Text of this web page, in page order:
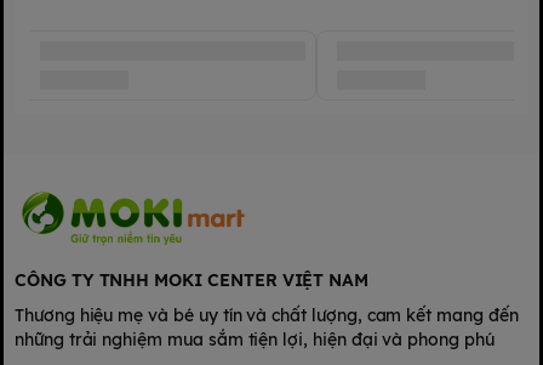
Phù hợp: Trẻ từ 4 tháng tuổi trở lên
Xuất xứ: Trung Quốc
Đóng gói: 1 thìa + 1 hộp bảo quản kèm theo
🎁 Thìa ăn dặm Kichilachi – lựa chọn hoàn hảo cho các mẹ hiện
CÔNG TY TNHH MOKI CENTER VIỆT NAM
Thương hiệu mẹ và bé uy tín và chất lượng, cam kết mang đến
những trải nghiệm mua sắm tiện lợi, hiện đại và phong phú